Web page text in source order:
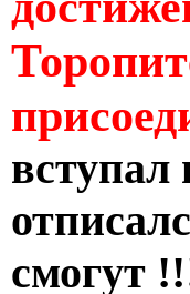
вступал
смогут